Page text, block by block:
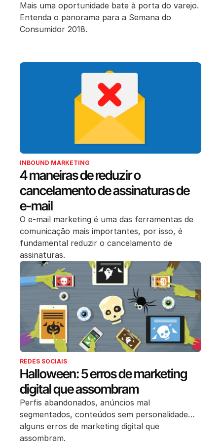
Mais uma oportunidade bate à porta do varejo.
Entenda o panorama para a Semana do
Consumidor 2018.
INBOUND MARKETING
4 maneiras de reduzir o
cancelamento de assinaturas de
e-mail
O e-mail marketing é uma das ferramentas de
comunicação mais importantes, por isso, é
fundamental reduzir o cancelamento de
assinaturas.
REDES SOCIAIS
Halloween: 5 erros de marketing
digital que assombram
Perfis abandonados, anúncios mal
segmentados, conteúdos sem personalidade…
alguns erros de marketing digital que
assombram.